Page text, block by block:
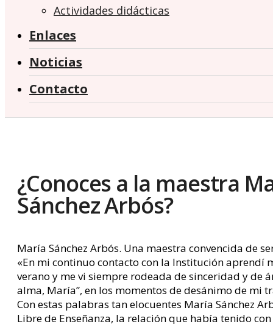
Actividades didácticas
Enlaces
Noticias
Contacto
¿Conoces a la maestra
Sánchez Arbós?
María Sánchez Arbós. Una maestra convencida de
«En mi continuo contacto con la Institución aprendí
verano y me vi siempre rodeada de sinceridad y de
alma, María”, en los momentos de desánimo de mi
Con estas palabras tan elocuentes María Sánchez
Libre de Enseñanza, la relación que había tenido